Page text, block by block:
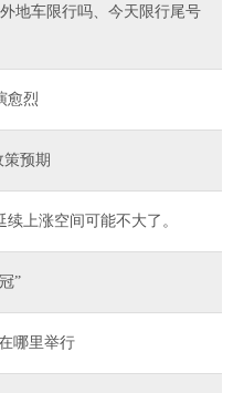
地车限行吗、今天限行尾号
愈烈
预期
上涨空间可能不大了。
”
哪里举行